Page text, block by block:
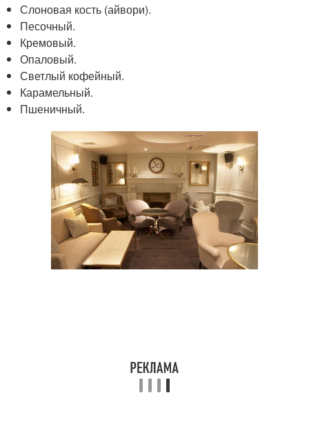
Слоновая кость (айвори).
Песочный.
Кремовый.
Опаловый.
Светлый кофейный.
Карамельный.
Пшеничный.